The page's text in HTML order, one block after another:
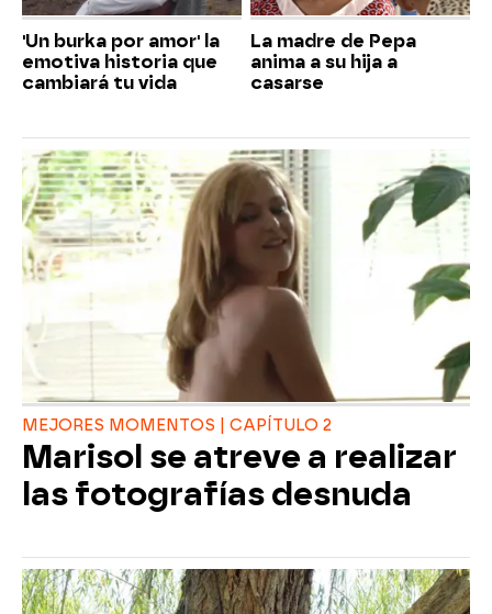
'Un burka por amor' la
emotiva historia que
cambiará tu vida
La madre de Pepa
anima a su hija a
casarse
MEJORES MOMENTOS | CAPÍTULO 2
Marisol se atreve a realizar
las fotografías desnuda